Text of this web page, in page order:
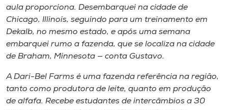
aula proporciona. Desembarquei na cidade de
Chicago, Illinois, seguindo para um treinamento em
Dekalb, no mesmo estado, e após uma semana
embarquei rumo a fazenda, que se localiza na cidade
de Braham, Minnesota — conta Gustavo.
A Dari-Bel Farms é uma fazenda referência na região,
tanto como produtora de leite, quanto em produção
de alfafa. Recebe estudantes de intercâmbios a 30